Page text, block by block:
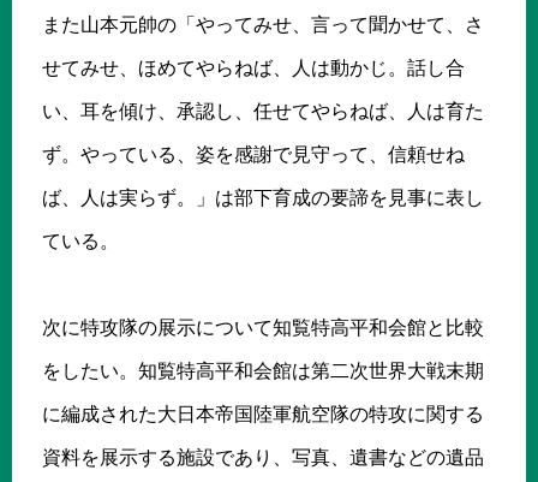
また山本元帥の「やってみせ、言って聞かせて、さ
せてみせ、ほめてやらねば、人は動かじ。話し合
い、耳を傾け、承認し、任せてやらねば、人は育た
ず。やっている、姿を感謝で見守って、信頼せね
ば、人は実らず。」は部下育成の要諦を見事に表し
ている。
次に特攻隊の展示について知覧特高平和会館と比較
をしたい。知覧特高平和会館は第二次世界大戦末期
に編成された大日本帝国陸軍航空隊の特攻に関する
資料を展示する施設であり、写真、遺書などの遺品